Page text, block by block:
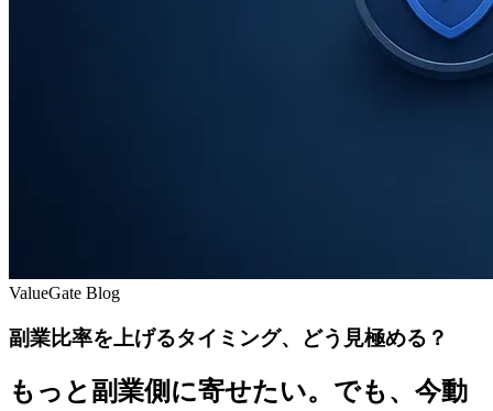
ValueGate Blog
副業比率を上げるタイミング、どう見極める？
もっと副業側に寄せたい。でも、今動